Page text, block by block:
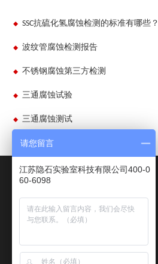
SSC抗硫化氢腐蚀检测的标准有哪些？
波纹管腐蚀检测报告
不锈钢腐蚀第三方检测
三通腐蚀试验
三通腐蚀测试
请您留言
江苏隐石实验室科技有限公司400-0
60-6098